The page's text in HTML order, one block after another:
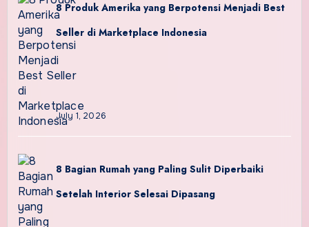
8 Produk Amerika yang Berpotensi Menjadi Best
Seller di Marketplace Indonesia
July 1, 2026
8 Bagian Rumah yang Paling Sulit Diperbaiki
Setelah Interior Selesai Dipasang